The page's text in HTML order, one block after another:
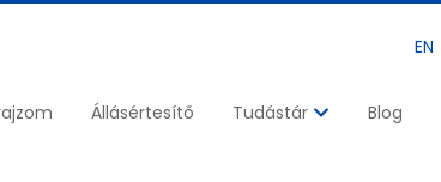
EN
Állásértesítő Tudástár Blog